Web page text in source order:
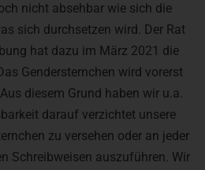
nicht absehbar wie sich die
sich durchsetzen wird. Der Rat
hat dazu im März 2021 die
Gendersternchen wird vorerst
diesem Grund haben wir u.a.
darauf verzichtet unsere
zu versehen oder an jeder
Schreibweisen auszuführen. Wir